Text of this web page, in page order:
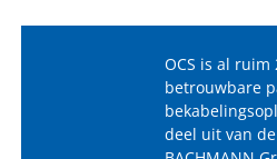
OCS is al
betrouwbare
deel uit van